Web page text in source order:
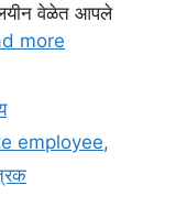
वेळेत आपले
more
employee,